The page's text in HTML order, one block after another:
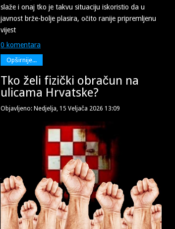
slaže i onaj tko je takvu situaciju iskoristio da u
javnost brže-bolje plasira, očito ranije pripremljenu
vijest
0 komentara
Opširnije...
Tko želi fizički obračun na
ulicama Hrvatske?
Objavljeno: Nedjelja, 15 Veljača 2026 13:09